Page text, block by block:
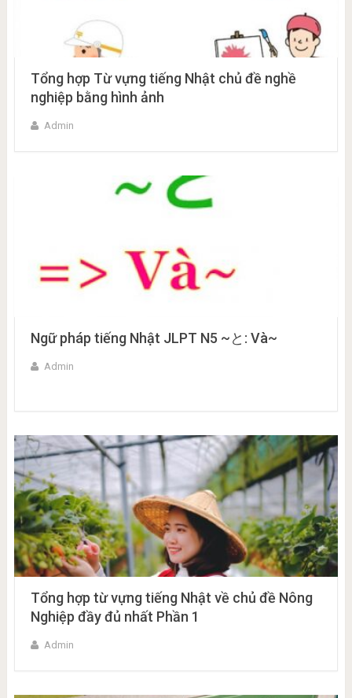
Tổng hợp Từ vựng tiếng Nhật chủ đề nghề
nghiệp bằng hình ảnh
Admin
Ngữ pháp tiếng Nhật JLPT N5 ~と: Và~
Admin
Tổng hợp từ vựng tiếng Nhật về chủ đề Nông
Nghiệp đầy đủ nhất Phần 1
Admin